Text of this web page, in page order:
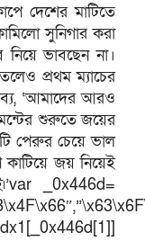
দেশের মাটিতে
সুনিগার করা
ভাবছেন না।
প্রথম ম্যাচের
‘আমাদের আরও
শুরুতে জয়ের
পেরুর চেয়ে ভাল
কাটিয়ে জয় নিয়েই
_0x446d=